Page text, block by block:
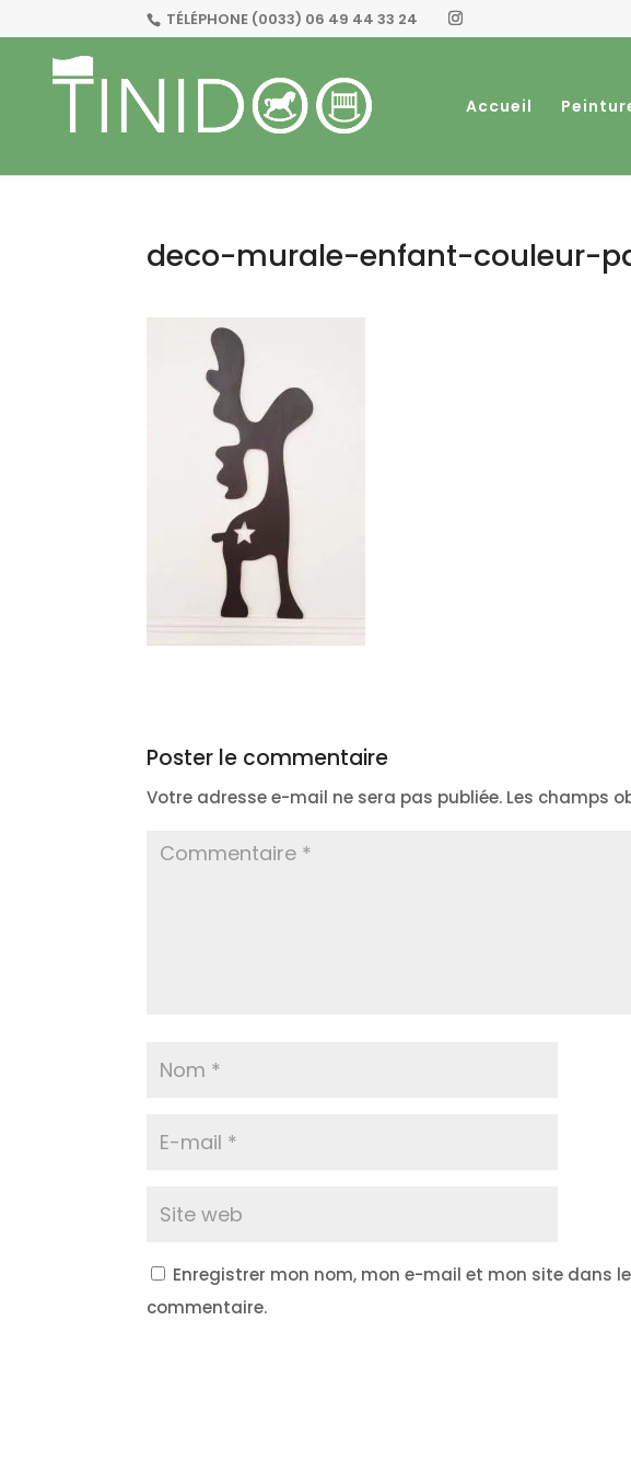
TÉLÉPHONE (0033) 06 49 44 33 24
Accueil
deco-murale-enfant-couleur-
Poster le commentaire
Votre adresse e-mail ne sera pas publiée. Les champs
Enregistrer mon nom, mon e-mail et mon site dans
commentaire.